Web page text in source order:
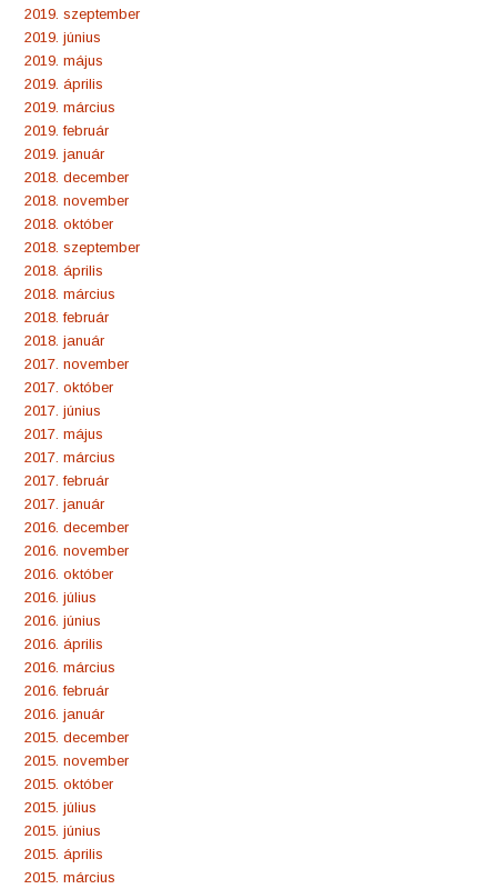
2019. szeptember
2019. június
2019. május
2019. április
2019. március
2019. február
2019. január
2018. december
2018. november
2018. október
2018. szeptember
2018. április
2018. március
2018. február
2018. január
2017. november
2017. október
2017. június
2017. május
2017. március
2017. február
2017. január
2016. december
2016. november
2016. október
2016. július
2016. június
2016. április
2016. március
2016. február
2016. január
2015. december
2015. november
2015. október
2015. július
2015. június
2015. április
2015. március